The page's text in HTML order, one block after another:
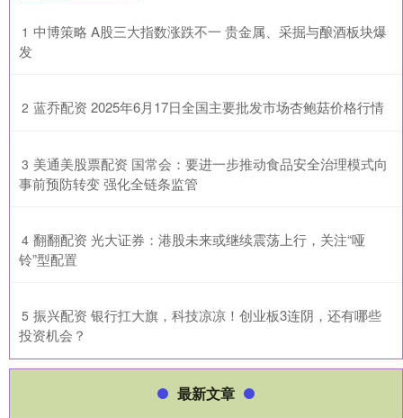
1 ​中博策略 A股三大指数涨跌不一 贵金属、采掘与酿酒板块爆
发
2 ​蓝乔配资 2025年6月17日全国主要批发市场杏鲍菇价格行情
3 ​美通美股票配资 国常会：要进一步推动食品安全治理模式向
事前预防转变 强化全链条监管
4 ​翻翻配资 光大证券：港股未来或继续震荡上行，关注“哑
铃”型配置
5 ​振兴配资 银行扛大旗，科技凉凉！创业板3连阴，还有哪些
投资机会？
最新文章